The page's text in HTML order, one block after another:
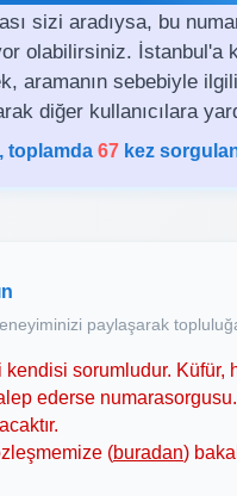
sizi aradıysa, bu
olabilirsiniz. İstanbul'a
aramanın sebebiyle
diğer kullanıcılara
, toplamda 67 kez
paylaşarak
kendisi sorumludur.
ederse
(buradan)